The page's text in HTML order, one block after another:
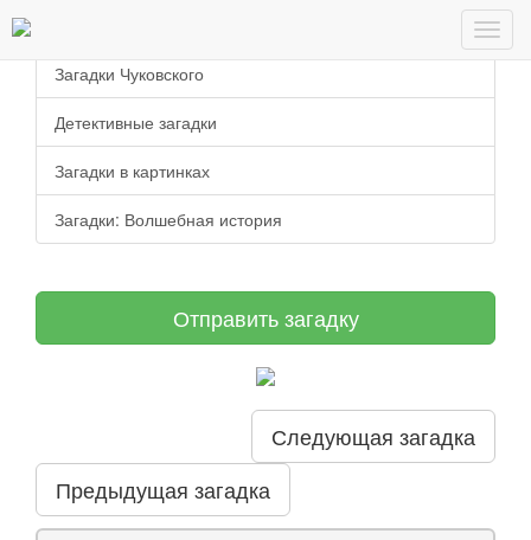
Загадки Чуковского
Детективные загадки
Загадки в картинках
Загадки: Волшебная история
Отправить загадку
Следующая загадка
Предыдущая загадка